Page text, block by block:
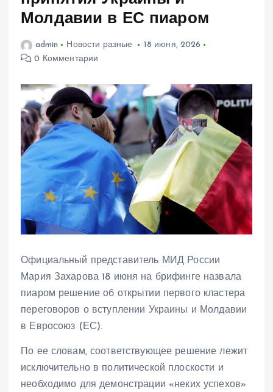
Молдавии в ЕС пиаром
admin Новости разные
18 июня, 2026
0 Комментарии
Официальный представитель МИД России
Мария Захарова 18 июня на брифинге назвала
пиаром решение об открытии первого кластера
переговоров о вступлении Украины и Молдавии
в Евросоюз (ЕС).
По ее словам, соответствующее решение лежит
исключительно в политической плоскости и
необходимо для демонстрации «неких успехов»